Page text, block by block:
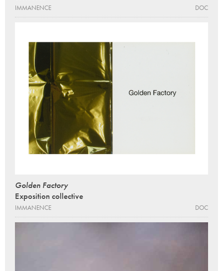
IMMANENCE DOC
Golden Factory
Exposition collective
IMMANENCE DOC